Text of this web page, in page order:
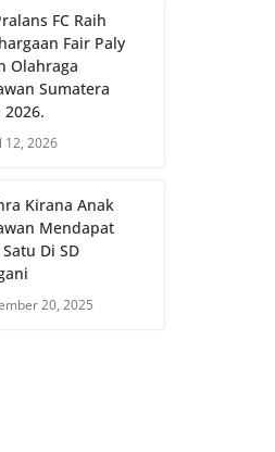
FC Raih
Fair Paly
Olahraga
Sumatera
2026.
12, 2026
Kirana Anak
Mendapat
Satu Di SD
20, 2025